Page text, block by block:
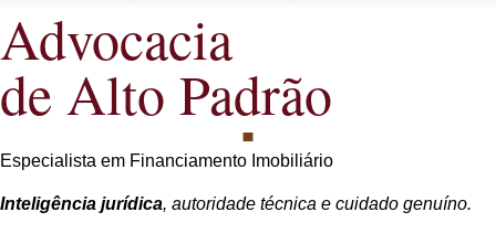
Advocacia
de Alto Padrão
Especialista em Financiamento Imobiliário
Inteligência jurídica, autoridade técnica e cuidado genuíno.